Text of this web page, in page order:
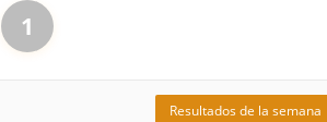
1
Resultados de la semana